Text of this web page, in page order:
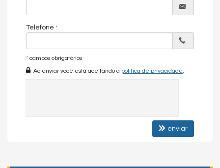
Telefone
* campos obrigatórios
Ao enviar você está aceitando a política de privacidade.
enviar